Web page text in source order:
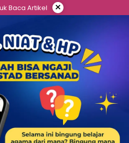
Baca Artikel ×